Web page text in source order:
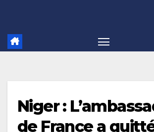
Niger :
de France a